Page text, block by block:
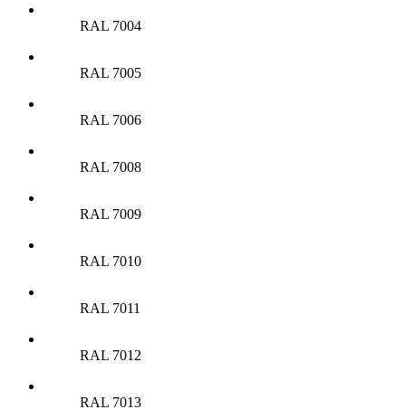
RAL 7004
RAL 7005
RAL 7006
RAL 7008
RAL 7009
RAL 7010
RAL 7011
RAL 7012
RAL 7013